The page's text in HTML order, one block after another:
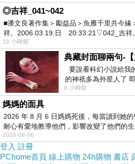
地下室裡頭的牆壁是紫色
地下室，空間並不會太
不少藝人光顧的照
據泰鼎官網表示：
廚師-郭興忠、1977年出生於泰國北部美斯
肘殘缺、因此大家都叫我(獨臂刀王)、13歲
泰國菜、兢兢業業從學徒做起、也因自己
多心思體會與時間去學習、或許因自己比一
時的老闆委以重任、計畫性的栽培每年定期
◎吉祥_041~042
■潘文良著作集＞勵益品＞魚雁千里共今
祥。2006.03.19.日 20:33:21▽042_吉
18 小時前
典藏封面聊兩句-【
要說看科幻小說給我
的神祇多為外星人了
驚世駭俗的神通法門 也
6 小時前
媽媽的面具
2026 年 8 月 6 日媽媽死後，每當讀到她
耐心有愛地教導他們，影響改變了他們的
2026-08-06
登入 註冊
PChome首頁 線上購物 24h購物 書店